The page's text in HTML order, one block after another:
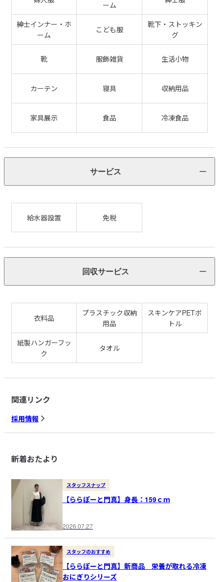
新着おたより
スタッフスナップ
【ららぽーと門真】身長：159ｃｍ
2026.07.27
スタッフのおすすめ
【ららぽーと門真】新商品 栄養が取れる冷凍
おにぎりシリーズ
ーム
紳士インナー・ホ
ーム
こども服
靴下・ストッキン
グ
靴 服飾雑貨 生活小物
カーテン 寝具 収納用品
家具展示 食品 冷凍食品
サービス
給水器設置 免税
回収サービス
衣料品
プラスチック収納
用品
スキンケアPETボ
トル
紙製ハンガーフッ
ク
タオル
関連リンク
採用情報